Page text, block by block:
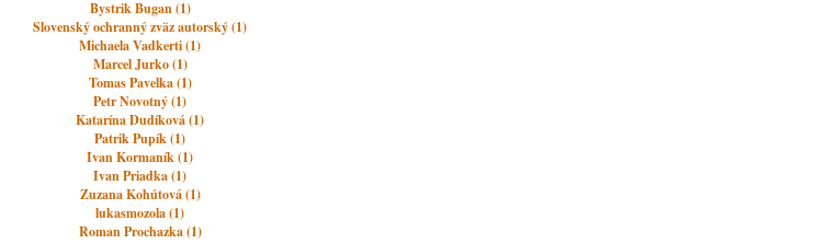
Bystrik Bugan (1)
Slovenský ochranný zväz autorský (1)
Michaela Vadkerti (1)
Marcel Jurko (1)
Tomas Pavelka (1)
Petr Novotný (1)
Katarína Dudíková (1)
Patrik Pupík (1)
Ivan Kormaník (1)
Ivan Priadka (1)
Zuzana Kohútová (1)
lukasmozola (1)
Roman Prochazka (1)